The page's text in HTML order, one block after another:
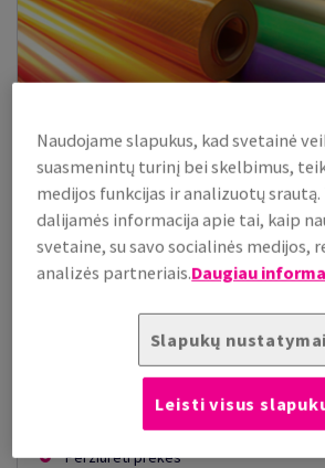
Vaizdinės reklamos produktai
Sužinokite apie pažangiausių produktų,
skirtos Jūsų vaizdinei reklamai kurti
Peržiūrėti prekes
Naudojame slapukus, kad svetainė
suasmenintų turinį bei skelbimus,
medijos funkcijas ir analizuotų
dalijamės informacija apie tai, kaip
svetaine, su savo socialinės medijos,
analizės partneriais.Daugiau
Slapukų nustatymai
Leisti visus